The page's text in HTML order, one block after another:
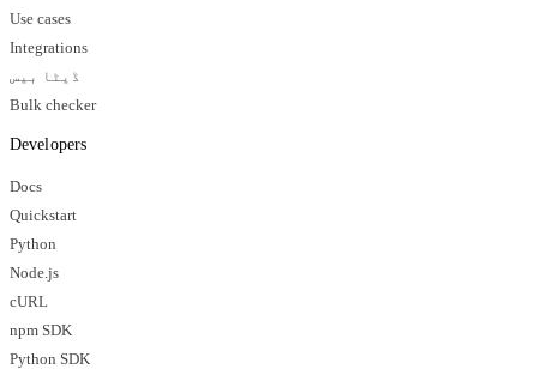
Use cases
Integrations
ڈیٹا بیس
Bulk checker
Developers
Docs
Quickstart
Python
Node.js
cURL
npm SDK
Python SDK